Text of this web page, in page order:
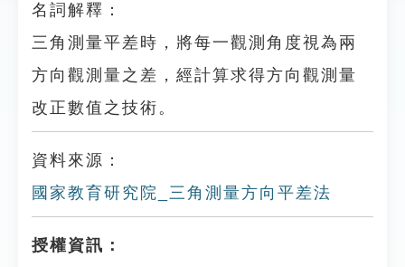
名詞解釋：
三角測量平差時，將每一觀測角度視為兩
方向觀測量之差，經計算求得方向觀測量
改正數值之技術。
資料來源：
國家教育研究院_三角測量方向平差法
授權資訊：